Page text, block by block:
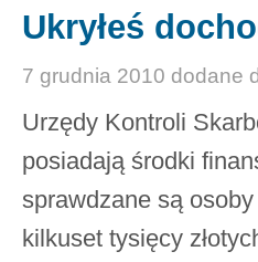
Ukryłeś
7 grudnia 2010 dodane
Urzędy Kontroli
posiadają środki
sprawdzane są
kilkuset tysięcy